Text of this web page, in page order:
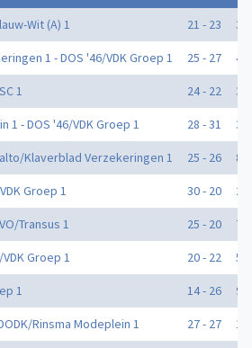
Wit (A) 1 21 - 23 3
1 - DOS '46/VDK Groep 1 25 - 27 4
1 24 - 22 3
1 - DOS '46/VDK Groep 1 28 - 31 3
Klaverblad Verzekeringen 1 25 - 26 8
Groep 1 30 - 20 2
Transus 1 25 - 20 7
Groep 1 20 - 22 5
1 14 - 26 9
Rinsma Modeplein 1 27 - 27 1